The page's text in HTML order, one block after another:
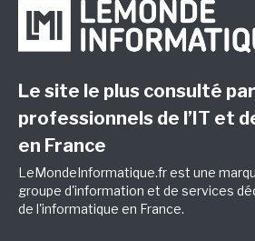
Le site le plus consulté
professionnels de l’IT et
en France
LeMondeInformatique.fr est une
groupe d'information et de services
de l'informatique en France.